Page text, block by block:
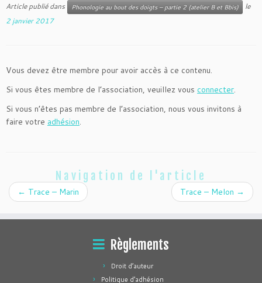
Article publié dans Phonologie au bout des doigts – partie 2 (atelier B et Bbis)
le
2 janvier 2017
Vous devez être membre pour avoir accès à ce contenu.
Si vous êtes membre de l’association, veuillez vous connecter.
Si vous n’êtes pas membre de l’association, nous vous invitons à
faire votre adhésion.
Navigation de l'article
← Trace – Marin Trace – Melon →
Règlements
Droit d’auteur
Politique d’adhésion